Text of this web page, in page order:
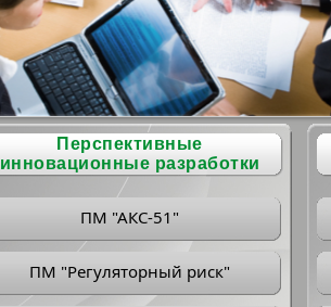
Перспективные
инновационные разработки
ПМ "АКС-51"
ПМ "Регуляторный риск"